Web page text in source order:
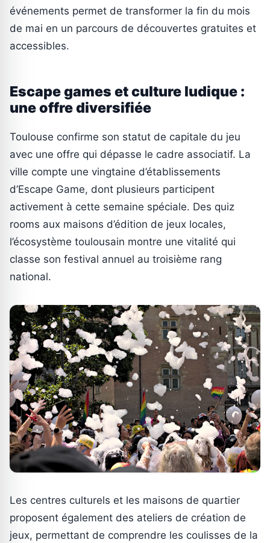
événements permet de transformer la fin du mois
de mai en un parcours de découvertes gratuites et
accessibles.
Escape games et culture ludique :
une offre diversifiée
Toulouse confirme son statut de capitale du jeu
avec une offre qui dépasse le cadre associatif. La
ville compte une vingtaine d’établissements
d’Escape Game, dont plusieurs participent
activement à cette semaine spéciale. Des quiz
rooms aux maisons d’édition de jeux locales,
l’écosystème toulousain montre une vitalité qui
classe son festival annuel au troisième rang
national.
Les centres culturels et les maisons de quartier
proposent également des ateliers de création de
jeux, permettant de comprendre les coulisses de la